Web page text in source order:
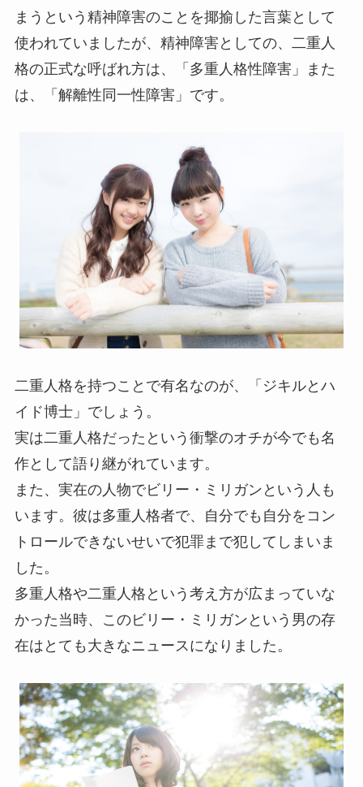
まうという精神障害のことを揶揄した言葉として
使われていましたが、精神障害としての、二重人
格の正式な呼ばれ方は、「多重人格性障害」また
は、「解離性同一性障害」です。
二重人格を持つことで有名なのが、「ジキルとハ
イド博士」でしょう。
実は二重人格だったという衝撃のオチが今でも名
作として語り継がれています。
また、実在の人物でビリー・ミリガンという人も
います。彼は多重人格者で、自分でも自分をコン
トロールできないせいで犯罪まで犯してしまいま
した。
多重人格や二重人格という考え方が広まっていな
かった当時、このビリー・ミリガンという男の存
在はとても大きなニュースになりました。